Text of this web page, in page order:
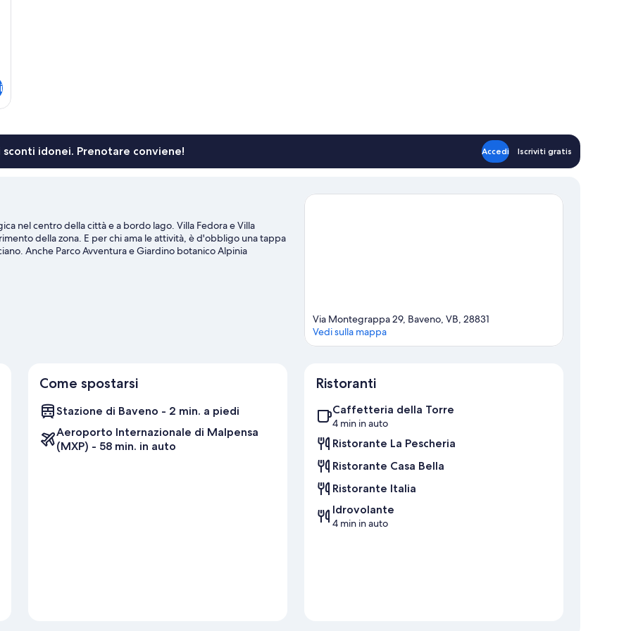
idonei. Prenotare conviene! Accedi Iscriviti gratis
nel centro della città e a bordo lago. Villa Fedora e Villa
della zona. E per chi ama le attività, è d'obbligo una tappa
Anche Parco Avventura e Giardino botanico Alpinia
e i servizi nelle vicinanze, come jogging e impianti sciistici.
Via Montegrappa 29, Baveno, VB, 28831
Vedi sulla mappa
Come spostarsi
Stazione di Baveno - 2 min. a piedi
Aeroporto Internazionale di Malpensa
(MXP) - 58 min. in auto
Ristoranti
Caffetteria della Torre
4 min in auto
Ristorante La Pescheria
Ristorante Casa Bella
Ristorante Italia
Idrovolante
4 min in auto